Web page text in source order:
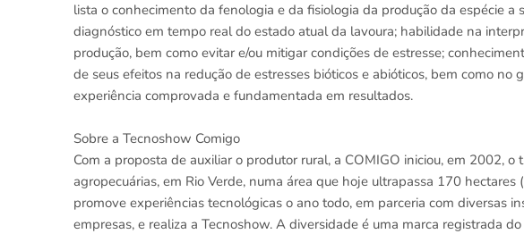
lista o conhecimento da fenologia e da fisiologia da produção da espécie a
diagnóstico em tempo real do estado atual da lavoura; habilidade na
produção, bem como evitar e/ou mitigar condições de estresse;
de seus efeitos na redução de estresses bióticos e abióticos, bem como
experiência comprovada e fundamentada em resultados.
Sobre a Tecnoshow Comigo
Com a proposta de auxiliar o produtor rural, a COMIGO iniciou, em 2002,
agropecuárias, em Rio Verde, numa área que hoje ultrapassa 170
promove experiências tecnológicas o ano todo, em parceria com diversas
empresas, e realiza a Tecnoshow. A diversidade é uma marca registrada